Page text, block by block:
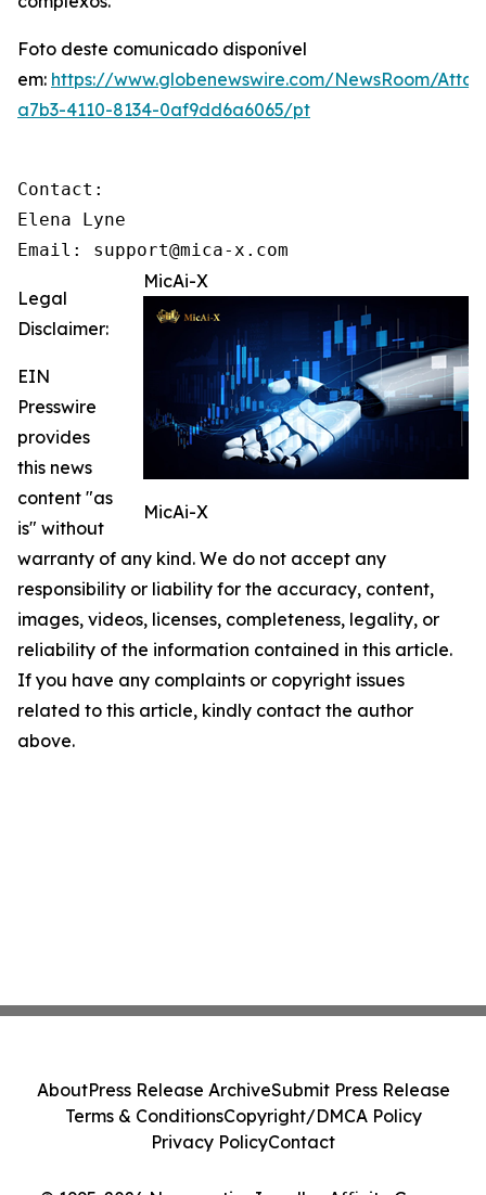
Foto deste comunicado disponível
em: https://www.globenewswire.com/NewsRoom/
a7b3-4110-8134-0af9dd6a6065/pt
Contact:
Elena Lyne
Email: support@mica-x.com
MicAi-X
MicAi-X
Legal
Disclaimer:
EIN
Presswire
provides
this news
content "as
is" without
warranty of any kind. We do not accept any
responsibility or liability for the accuracy, content,
images, videos, licenses, completeness, legality, or
reliability of the information contained in this article.
If you have any complaints or copyright issues
related to this article, kindly contact the author
above.
AboutPress Release ArchiveSubmit Press Release
Terms & ConditionsCopyright/DMCA Policy
Privacy PolicyContact